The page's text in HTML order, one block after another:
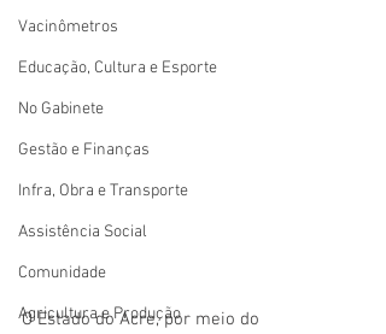
Vacinômetros
Educação, Cultura e Esporte
No Gabinete
Gestão e Finanças
Infra, Obra e Transporte
Assistência Social
Comunidade
Agricultura e Produção
O Estado do Acre, por meio do